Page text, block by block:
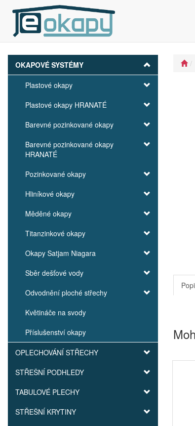
OKAPOVÉ SYSTÉMY
Plastové okapy
Plastové okapy HRANATÉ
Barevné pozinkované okapy
Barevné pozinkované okapy
HRANATÉ
Pozinkované okapy
Hliníkové okapy
Měděné okapy
Titanzinkové okapy
Okapy Satjam Niagara
Sběr dešťové vody
Odvodnění ploché střechy
Květináče na svody
Příslušenství okapy
OPLECHOVÁNÍ STŘECHY
STŘEŠNÍ PODHLEDY
TABULOVÉ PLECHY
STŘEŠNÍ KRYTINY